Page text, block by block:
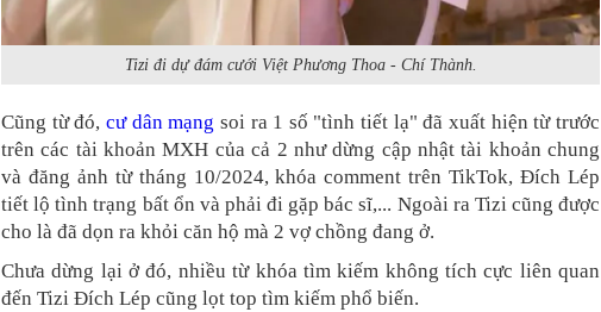
Tizi đi dự đám cưới Việt Phương Thoa - Chí Thành.
Cũng từ đó, cư dân mạng soi ra 1 số "tình tiết lạ" đã xuất hiện từ trước
trên các tài khoản MXH của cả 2 như dừng cập nhật tài khoản chung
và đăng ảnh từ tháng 10/2024, khóa comment trên TikTok, Đích Lép
tiết lộ tình trạng bất ổn và phải đi gặp bác sĩ,... Ngoài ra Tizi cũng được
cho là đã dọn ra khỏi căn hộ mà 2 vợ chồng đang ở.
Chưa dừng lại ở đó, nhiều từ khóa tìm kiếm không tích cực liên quan
đến Tizi Đích Lép cũng lọt top tìm kiếm phổ biến.